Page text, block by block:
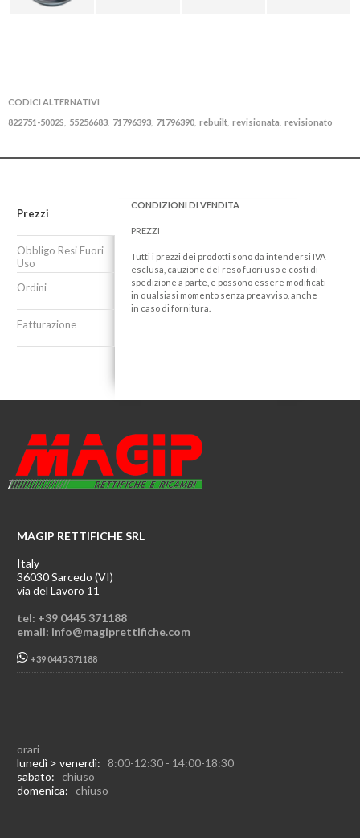
CODICI ALTERNATIVI
822751-5002S
55256683 71796393 71796390 rebuilt revisionata revisionato
Prezzi
Obbligo Resi Fuori
Uso
Ordini
Fatturazione
CONDIZIONI DI VENDITA
PREZZI
Tutti i prezzi dei prodotti sono da intendersi IVA
esclusa, cauzione del reso fuori uso e costi di
spedizione a parte, e possono essere modificati
in qualsiasi momento senza preavviso, anche
in caso di fornitura.
MAGIP RETTIFICHE SRL
Italy
36030 Sarcedo (VI)
via del Lavoro 11
tel: +39 0445 371188
email: info@magiprettifiche.com
+39 0445 371188
orari
lunedì > venerdì: 8:00-12:30 - 14:00-18:30
sabato: chiuso
domenica: chiuso